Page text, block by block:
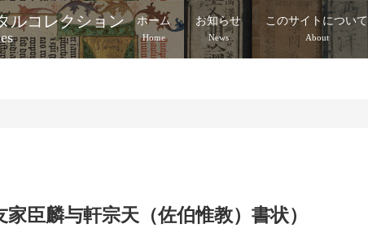
ルコレクション ホーム
Home
お知らせ
News
このサイトについて
About
家臣麟与軒宗天（佐伯惟教）書状）